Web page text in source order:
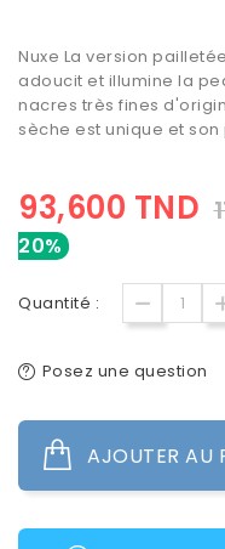
Nuxe La version
adoucit et illumine la
nacres très fines
sèche est unique et
93,600 TND
20%
Quantité :
Posez une question
AJOUTER AU